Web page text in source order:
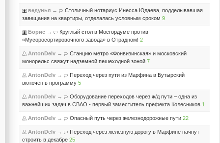
ведунья→
Столичный нотариус Инесса Юдаева, подделывавшая
завещания на квартиры, отделалась условным сроком 9
Борис→
Круглый стол в Мосгордуме против
«Мусоросортировочного завода» в Отрадном! 2
AntonDeIv→
Станцию метро «Фонвизинская» и московский
монорельс свяжут надземной пешеходной зоной 7
AntonDeIv→
Переход через пути из Марфина в Бутырский
включён в программу 5
AntonDeIv→
Оборудование переходов через ж/д пути – одна из
важнейших задач в СВАО - первый заместитель префекта Колесников 1
AntonDeIv→ Опасный путь через железнодорожные пути 22
AntonDeIv→
Переход через железную дорогу в Марфине начнут
строить в декабре 25